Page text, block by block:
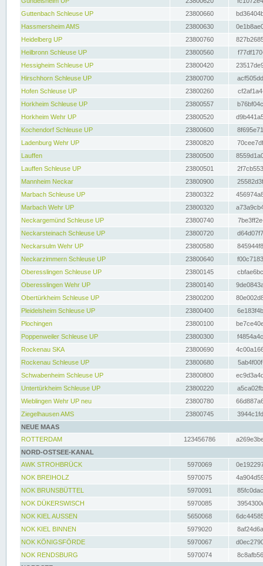
Guttenbach Schleuse UP
23800660
Hassmersheim AMS
23800630
Heidelberg UP
23800760
Heilbronn Schleuse UP
23800560
Hessigheim Schleuse UP
23800420
Hirschhorn Schleuse UP
23800700
Hofen Schleuse UP
23800260
Horkheim Schleuse UP
23800557
Horkheim Wehr UP
23800520
Kochendorf Schleuse UP
23800600
Ladenburg Wehr UP
23800820
Lauffen
23800500
Lauffen Schleuse UP
23800501
Mannheim Neckar
23800900
Marbach Schleuse UP
23800322
Marbach Wehr UP
23800320
Neckargemünd Schleuse UP
23800740
Neckarsteinach Schleuse UP
23800720
Neckarsulm Wehr UP
23800580
Neckarzimmern Schleuse UP
23800640
Oberesslingen Schleuse UP
23800145
Oberesslingen Wehr UP
23800140
Obertürkheim Schleuse UP
23800200
Pleidelsheim Schleuse UP
23800400
Plochingen
23800100
Poppenweiler Schleuse UP
23800300
Rockenau SKA
23800690
Rockenau Schleuse UP
23800680
Schwabenheim Schleuse UP
23800800
Untertürkheim Schleuse UP
23800220
Wieblingen Wehr UP neu
23800780
Ziegelhausen AMS
23800745
NEUE MAAS
ROTTERDAM
123456786
NORD-OSTSEE-KANAL
AWK STROHBRÜCK
5970069
NOK BREIHOLZ
5970075
NOK BRUNSBÜTTEL
5970091
NOK DÜKERSWISCH
5970085
NOK KIEL AUSSEN
5650068
NOK KIEL BINNEN
5979020
NOK KÖNIGSFÖRDE
5970067
NOK RENDSBURG
5970074